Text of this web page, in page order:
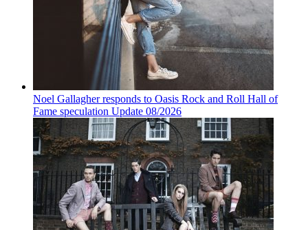
Noel Gallagher responds to Oasis Rock and Roll Hall of
Fame speculation Update 08/2026